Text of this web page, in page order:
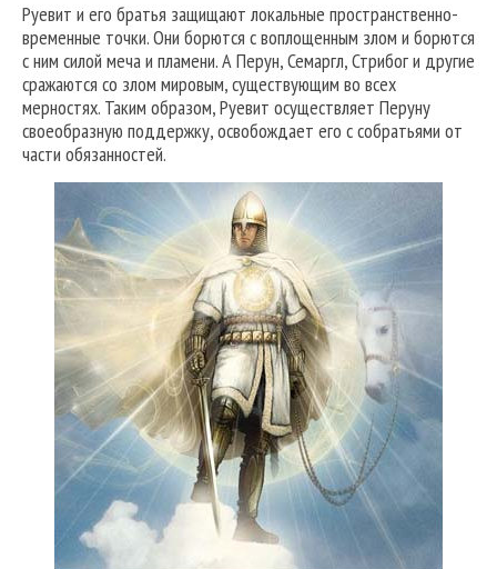
Руевит и его братья защищают локальные пространственно-
временные точки. Они борются с воплощенным злом и борются
с ним силой меча и пламени. А Перун, Семаргл, Стрибог и другие
сражаются со злом мировым, существующим во всех
мерностях. Таким образом, Руевит осуществляет Перуну
своеобразную поддержку, освобождает его с собратьями от
части обязанностей.